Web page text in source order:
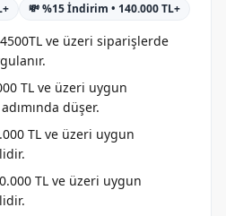
💸 %15 İndirim • 140.000 TL+
ve üzeri siparişlerde
TL ve üzeri uygun
düşer.
TL ve üzeri uygun
TL ve üzeri uygun